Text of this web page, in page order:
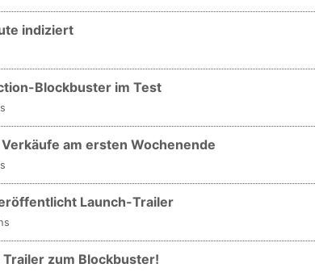
indiziert
Blockbuster im Test
am ersten Wochenende
Launch-Trailer
zum Blockbuster!